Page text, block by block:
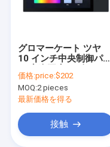
グロマーケート ツヤ
10 インチ中央制御パネ
リレー 2 バイ スピーカ
ー 多機能スマートホー
ム製品
価格:price:$202
MOQ:2 pieces
最新価格を得る
接触